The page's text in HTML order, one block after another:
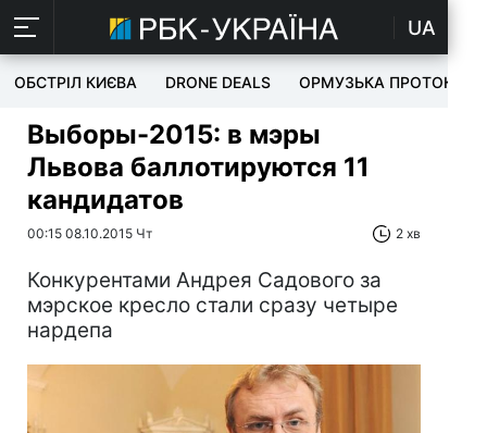
UA
ОБСТРІЛ КИЄВА DRONE DEALS ОРМУЗЬКА ПРОТОКА
Выборы-2015: в мэры
Львова баллотируются 11
кандидатов
00:15 08.10.2015 Чт 2 хв
Конкурентами Андрея Садового за
мэрское кресло стали сразу четыре
нардепа